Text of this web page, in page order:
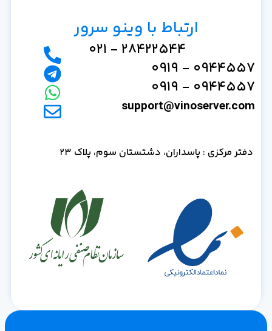
ارتباط با وینو سرور
28422544 - 021
0944557 - 0919
0944557 - 0919
support@vinoserver.com
دفتر مرکزی : پاسداران، دشتستان سوم، پلاک 23